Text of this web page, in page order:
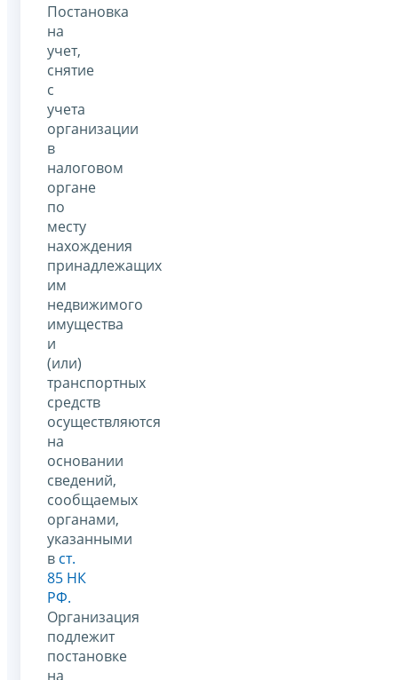
Постановка
на
учет,
снятие
с
учета
организации
в
налоговом
органе
по
месту
нахождения
принадлежащих
им
недвижимого
имущества
и
(или)
транспортных
средств
осуществляются
на
основании
сведений,
сообщаемых
органами,
указанными
в ст.
85 НК
РФ.
Организация
подлежит
постановке
на